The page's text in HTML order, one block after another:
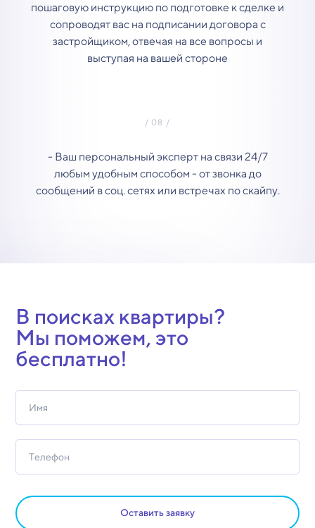
пошаговую инструкцию по подготовке к сделке и
сопроводят вас на подписании договора с
застройщиком, отвечая на все вопросы и
выступая на вашей стороне
- Ваш персональный эксперт на связи 24/7
любым удобным способом - от звонка до
сообщений в соц. сетях или встречах по скайпу.
В поисках квартиры?
Мы поможем, это
бесплатно!
Оставить заявку